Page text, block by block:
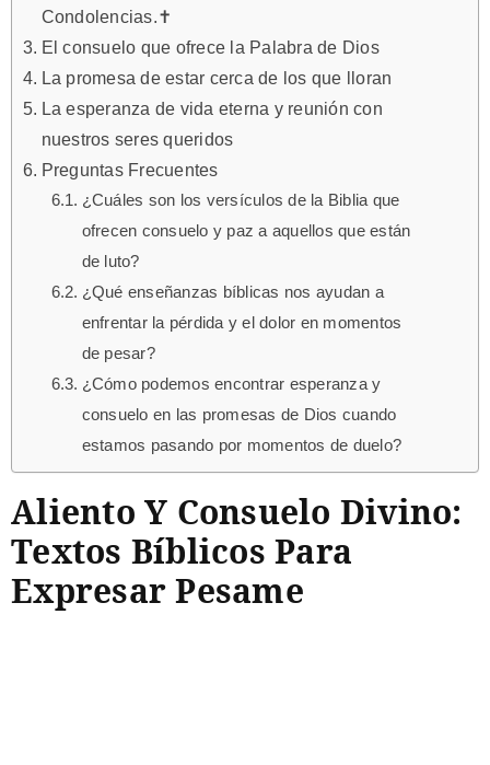
Condolencias.✝
El consuelo que ofrece la Palabra de Dios
La promesa de estar cerca de los que lloran
La esperanza de vida eterna y reunión con
nuestros seres queridos
Preguntas Frecuentes
¿Cuáles son los versículos de la Biblia que
ofrecen consuelo y paz a aquellos que están
de luto?
¿Qué enseñanzas bíblicas nos ayudan a
enfrentar la pérdida y el dolor en momentos
de pesar?
¿Cómo podemos encontrar esperanza y
consuelo en las promesas de Dios cuando
estamos pasando por momentos de duelo?
Aliento Y Consuelo Divino:
Textos Bíblicos Para
Expresar Pesame